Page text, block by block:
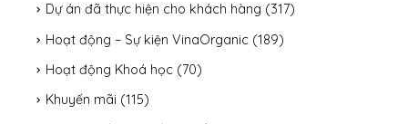
Dự án đã thực hiện cho khách hàng (317)
Hoạt động – Sự kiện VinaOrganic (189)
Hoạt động Khoá học (70)
Khuyến mãi (115)